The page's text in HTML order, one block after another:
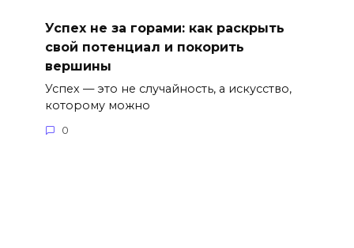
Успех не за горами: как раскрыть
свой потенциал и покорить
вершины
Успех — это не случайность, а искусство,
которому можно
0